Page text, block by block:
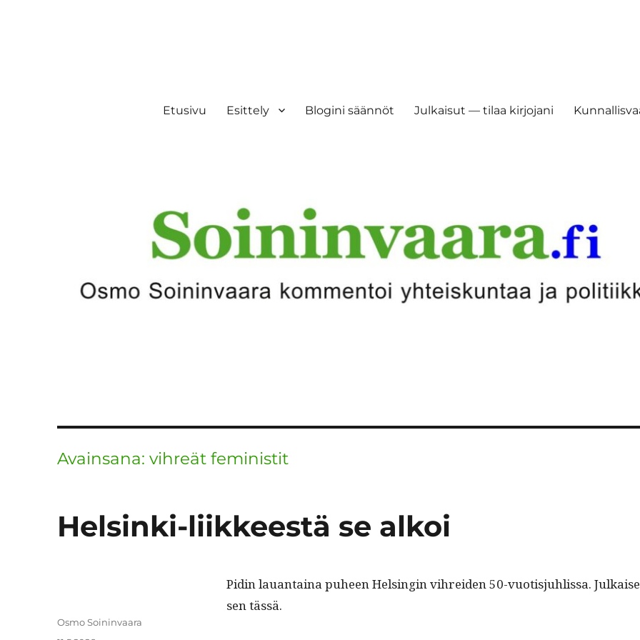
Etusivu Esittely Blogini säännöt Julkaisut — tilaa kirjojani
Avainsana:vihreät feministit
Helsinki-liikkeestä se alkoi
Pidin lauan­taina puheen Helsin­gin vihrei­den 50-vuo­tisjuh­lis­sa.
sen tässä.
Kirjoittaja
Osmo Soininvaara